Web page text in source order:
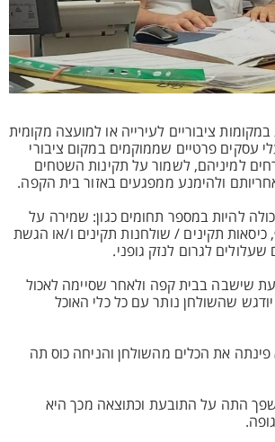
ציבוריים לעירייה או למועצה מקומית
עסקים פרטיים שממוקמים במקום ציבורי
למיניהם, לשמור על תקינות השטחים
ולהימנע ממפגעים באזור בית הקפה.
להיות במספר תחומים כגון: שמירה על
כיסאות תקינים / שולחנות תקינים ו/או הגשת
לגרום לנזק גופני.
שישבה בבית קפה ולאחר שסיימה לאכול
שהשולחן נותר עם כל כלי האוכל
את הכלים מהשולחן והניחה כוס תה
התה על התובעת וכתוצאה מכך היא